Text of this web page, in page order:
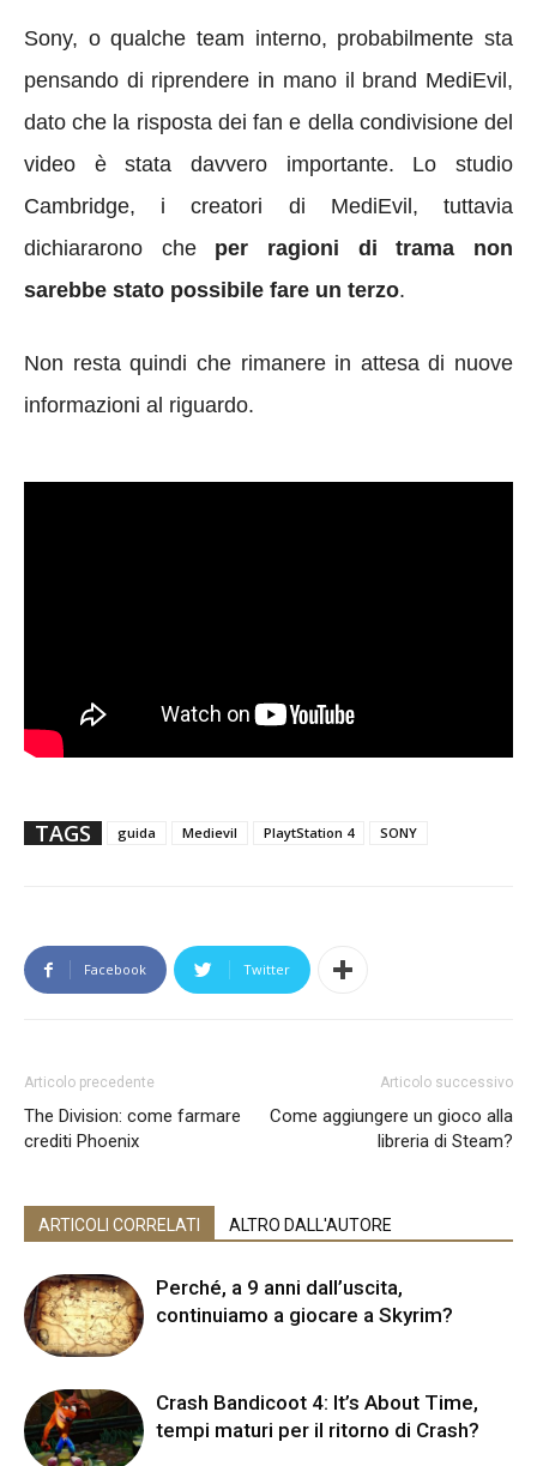
Sony, o qualche team interno, probabilmente sta
pensando di riprendere in mano il brand MediEvil,
dato che la risposta dei fan e della condivisione del
video è stata davvero importante. Lo studio
Cambridge, i creatori di MediEvil, tuttavia
dichiararono cheper ragioni di trama non
sarebbe stato possibile fare un terzo.
Non resta quindi che rimanere in attesa di nuove
informazioni al riguardo.
TAGS guida Medievil PlaytStation 4 SONY
Facebook Twitter
Articolo precedente
The Division: come farmare
crediti Phoenix
Articolo successivo
Come aggiungere un gioco alla
libreria di Steam?
ARTICOLI CORRELATI ALTRO DALL'AUTORE
Perché, a 9 anni dall’uscita,
continuiamo a giocare a Skyrim?
Crash Bandicoot 4: It’s About Time,
tempi maturi per il ritorno di Crash?